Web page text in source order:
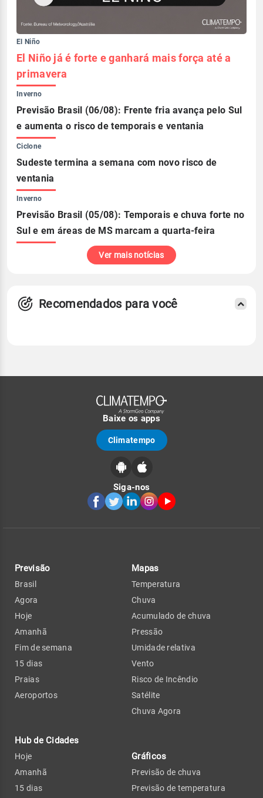
El Niño
El Niño já é forte e ganhará mais força até a
primavera
Inverno
Previsão Brasil (06/08): Frente fria avança pelo Sul
e aumenta o risco de temporais e ventania
Ciclone
Sudeste termina a semana com novo risco de
ventania
Inverno
Previsão Brasil (05/08): Temporais e chuva forte no
Sul e em áreas de MS marcam a quarta-feira
Ver mais notícias
Recomendados para você
Baixe os apps
Climatempo
Siga-nos
Previsão
Brasil
Agora
Hoje
Amanhã
Fim de semana
15 dias
Praias
Aeroportos
Hub de Cidades
Hoje
Amanhã
15 dias
Mapas
Temperatura
Chuva
Acumulado de chuva
Pressão
Umidade relativa
Vento
Risco de Incêndio
Satélite
Chuva Agora
Gráficos
Previsão de chuva
Previsão de temperatura